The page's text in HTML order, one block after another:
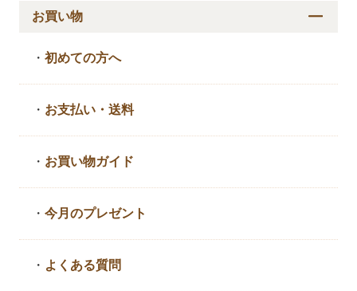
お買い物
・初めての方へ
・ お支払い・送料
・ お買い物ガイド
・今月のプレゼント
・ よくある質問